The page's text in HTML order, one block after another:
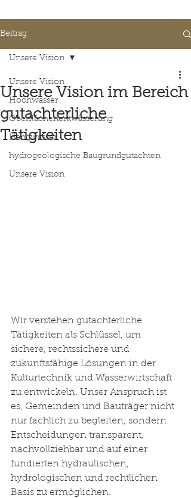
Beitrag
Unsere Vision
Hochwasser
Oberflächenentwässerung
Hangwasser
hydrogeologische Baugrundgutachten
Unsere Vision
Unsere Vision
Unsere Vision im Bereich
gutachterliche
Tätigkeiten
Wir verstehen gutachterliche
Tätigkeiten als Schlüssel, um
sichere, rechtssichere und
zukunftsfähige Lösungen in der
Kulturtechnik und Wasserwirtschaft
zu entwickeln. Unser Anspruch ist
es, Gemeinden und Bauträger nicht
nur fachlich zu begleiten, sondern
Entscheidungen transparent,
nachvollziehbar und auf einer
fundierten hydraulischen,
hydrologischen und rechtlichen
Basis zu ermöglichen.​